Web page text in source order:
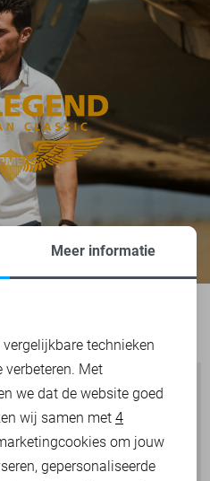
Meer informatie
technieken
verbeteren. Met
we dat de website goed
wij samen met 4
om jouw
gepersonaliseerde